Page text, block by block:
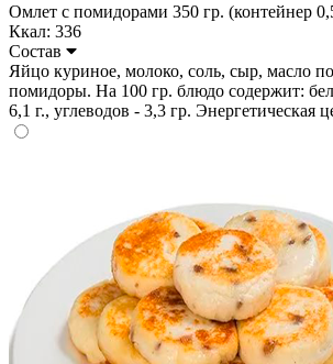
Омлет с помидорами 350 гр. (контейнер
Ккал: 336
Состав
Яйцо куриное, молоко, соль, сыр, масло
помидоры. На 100 гр. блюдо содержит:
6,1 г., углеводов - 3,3 гр. Энергетическая